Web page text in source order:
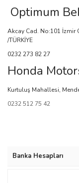
Optimum
Akcay Cad. No:101 İzmir
/TÜRKİYE
0232 273 82 27
Honda
Kurtuluş Mahallesi,
0232 512 75 42
Banka Hesapları